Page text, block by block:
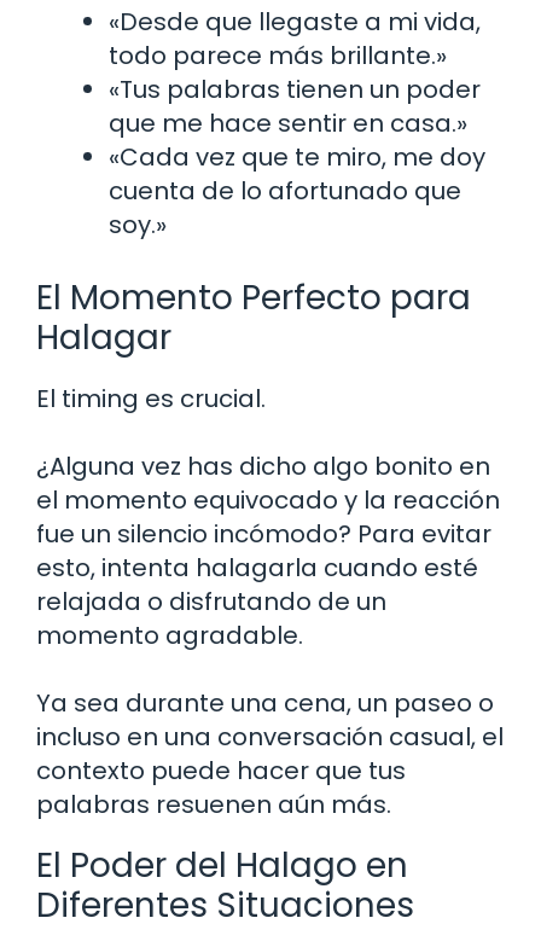
«Desde que llegaste a mi vida,
todo parece más brillante.»
«Tus palabras tienen un poder
que me hace sentir en casa.»
«Cada vez que te miro, me doy
cuenta de lo afortunado que
soy.»
El Momento Perfecto para
Halagar
El timing es crucial.
¿Alguna vez has dicho algo bonito en
el momento equivocado y la reacción
fue un silencio incómodo? Para evitar
esto, intenta halagarla cuando esté
relajada o disfrutando de un
momento agradable.
Ya sea durante una cena, un paseo o
incluso en una conversación casual, el
contexto puede hacer que tus
palabras resuenen aún más.
El Poder del Halago en
Diferentes Situaciones